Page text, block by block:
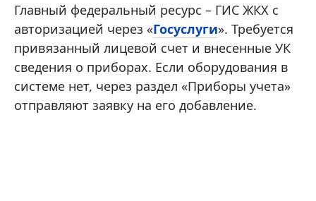
Главный федеральный ресурс – ГИС ЖКХ с
авторизацией через «Госуслуги». Требуется
привязанный лицевой счет и внесенные УК
сведения о приборах. Если оборудования в
системе нет, через раздел «Приборы учета»
отправляют заявку на его добавление.